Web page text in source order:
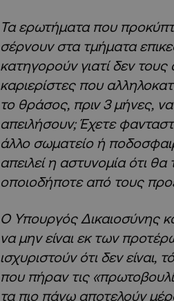
Τα ερωτήματα που
σέρνουν στα τμήματα
κατηγορούν γιατί δεν τους
καριερίστες που
το θράσος, πριν 3 μήνες,
απειλήσουν; Έχετε
άλλο σωματείο ή
απειλεί η αστυνομία ότι
οποιοδήποτε από τους
Ο Υπουργός Δικαιοσύνης
να μην είναι εκ των
ισχυριστούν ότι δεν
που πήραν τις
τα πιο πάνω αποτελούν